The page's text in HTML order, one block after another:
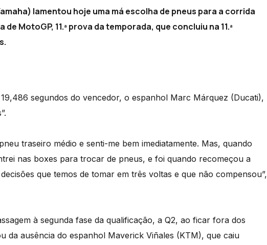
lamentou hoje uma má escolha de pneus para a corrida
MotoGP, 11.ª prova da temporada, que concluiu na 11.ª
segundos do vencedor, o espanhol Marc Márquez (Ducati),
traseiro médio e senti-me bem imediatamente. Mas, quando
nas boxes para trocar de pneus, e foi quando recomeçou a
que temos de tomar em três voltas e que não compensou”,
à segunda fase da qualificação, a Q2, ao ficar fora dos
da ausência do espanhol Maverick Viñales (KTM), que caiu